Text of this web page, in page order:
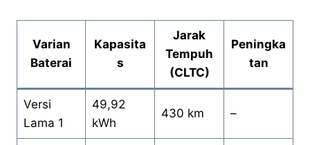
Varian
Baterai
Kapasita
s
Jarak
Tempuh
(CLTC)
Peningka
tan
Versi
Lama 1
49,92
kWh
430 km –